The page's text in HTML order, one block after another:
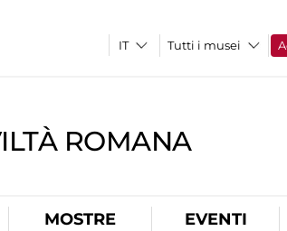
Tutti i musei
ROMANA
MOSTRE EVENTI